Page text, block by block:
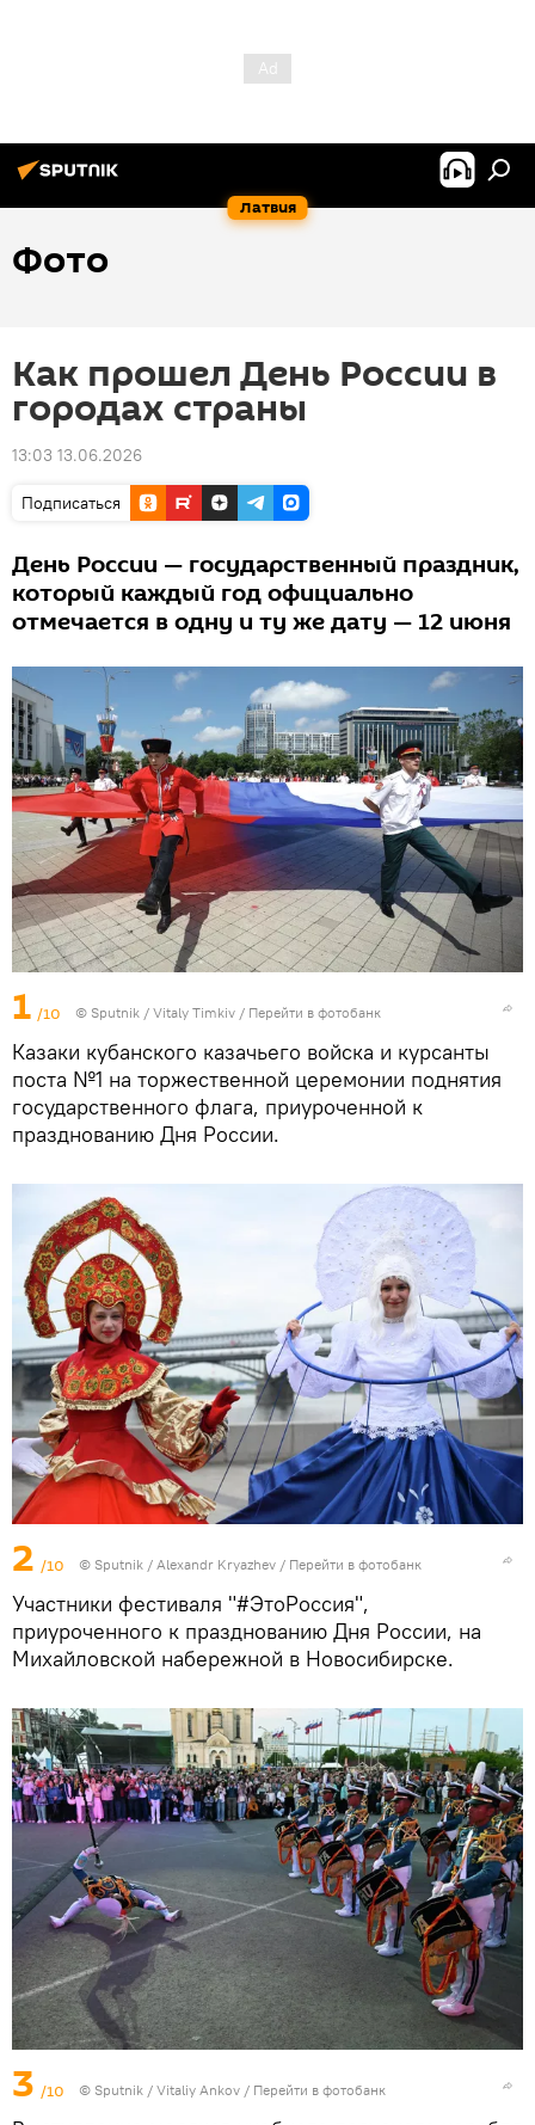
Латвия
Фото
Как прошел День России в
городах страны
13:03 13.06.2026
Подписаться
День России — государственный праздник,
который каждый год официально
отмечается в одну и ту же дату — 12 июня
1 /10 © Sputnik / Vitaly Timkiv / Перейти в фотобанк
Казаки кубанского казачьего войска и курсанты
поста №1 на торжественной церемонии поднятия
государственного флага, приуроченной к
празднованию Дня России.
2 /10 © Sputnik / Alexandr Kryazhev / Перейти в фотобанк
Участники фестиваля "#ЭтоРоссия",
приуроченного к празднованию Дня России, на
Михайловской набережной в Новосибирске.
3 /10 © Sputnik / Vitaliy Ankov / Перейти в фотобанк